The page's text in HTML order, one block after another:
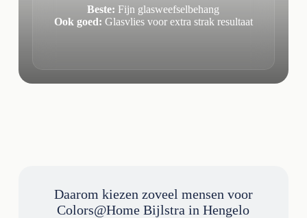
Beste: Fijn glasweefselbehang
Ook goed: Glasvlies voor extra strak resultaat
Daarom kiezen zoveel mensen voor
Colors@Home Bijlstra in Hengelo